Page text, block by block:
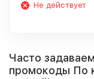
Не действует
Часто
промокоды По